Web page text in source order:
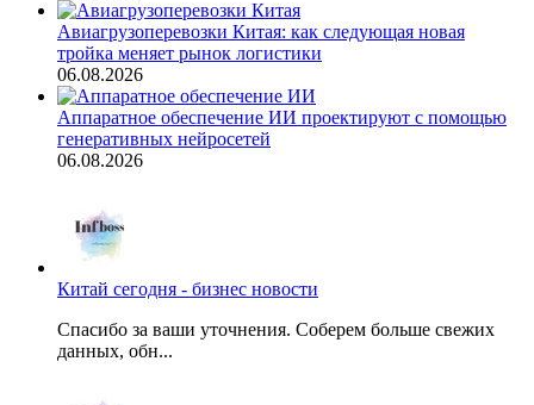
Авиагрузоперевозки Китая: как следующая новая
тройка меняет рынок логистики
06.08.2026
Аппаратное обеспечение ИИ проектируют с помощью
генеративных нейросетей
06.08.2026
Китай сегодня - бизнес новости
Спасибо за ваши уточнения. Соберем больше свежих
данных, обн...